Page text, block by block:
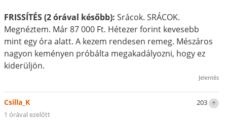
FRISSÍTÉS (2 órával később): Srácok. SRÁCOK.
Megnéztem. Már 87 000 Ft. Hétezer forint kevesebb
mint egy óra alatt. A kezem rendesen remeg. Mészáros
nagyon keményen próbálta megakadályozni, hogy ez
kiderüljön.
Jelentés
203
Csilla_K
1 órával ezelőtt